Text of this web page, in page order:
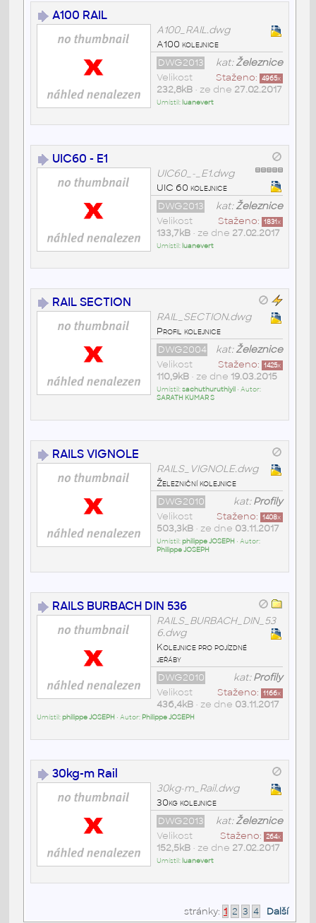
A100 RAIL
A100_RAIL.dwg
A100 kolejnice
kat:Železnice
DWG2013
Staženo: 4965x
Velikost
232,8kB• ze dne 27.02.2017
Umístil: luanevert
UIC60 - E1
UIC60_-_E1.dwg
UIC 60 kolejnice
kat:Železnice
DWG2013
Staženo: 1831x
Velikost
133,7kB• ze dne 27.02.2017
Umístil: luanevert
RAIL SECTION
RAIL_SECTION.dwg
Profil kolejnice
kat:Železnice
DWG2004
Staženo: 1425x
Velikost
110,9kB• ze dne 19.03.2015
Umístil:sachuthuruthiyil • Autor:
SARATH KUMAR S
RAILS VIGNOLE
RAILS_VIGNOLE.dwg
Železniční kolejnice
kat:Profily
DWG2010
Staženo: 1408x
Velikost
503,3kB• ze dne 03.11.2017
Umístil:philippe JOSEPH • Autor:
Philippe JOSEPH
RAILS BURBACH DIN 536
RAILS_BURBACH_DIN_53
6.dwg
Kolejnice pro pojízdné
jeřáby
kat:Profily
DWG2010
Staženo: 1166x
Velikost
436,4kB• ze dne 03.11.2017
Umístil:philippe JOSEPH • Autor: Philippe JOSEPH
30kg-m Rail
30kg-m_Rail.dwg
30kg kolejnice
kat:Železnice
DWG2013
Staženo: 264x
Velikost
152,5kB• ze dne 27.02.2017
Umístil: luanevert
stránky: 1 2 3 4 Další